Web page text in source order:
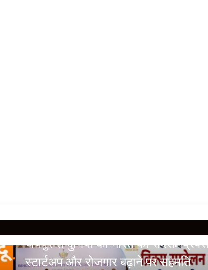
जयपुर से दुनिया को भारत का संदेश:
स्टार्टअप और रोजगार बढ़ाने पर सहमति